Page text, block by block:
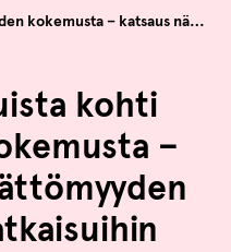
Kohtaamiskuiluista kohti osallisuuden kokemusta – katsaus näkymättömyyden juurisyihin ja ratkaisuihin
kohti
–